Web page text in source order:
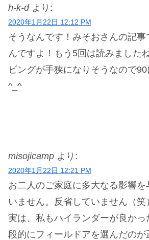
h-k-d より:
2020年1月22日 12:12 PM
そうなんです！みそおさんの記事
んですよ！もう5回は読みました
ビングが手狭になりそうなので
^_^
misojicamp より:
2020年1月22日 12:21 PM
お二人のご家庭に多大なる影響
いません。反省していません（笑
実は、私もハイランダーが良かっ
段的にフィールドアを選んだのが